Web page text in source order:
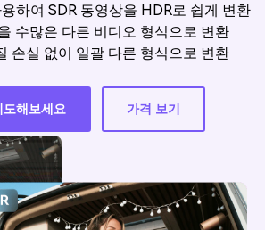
도우 버전
버전
텍스트 변환
/동영상을 텍스트로 빠르고 정
New
상 변환
레이드된 뛰어난 지능형 변환
그램을 경험해 보세요.
Hot
인 오디오 편집기
디오 변환
New
인 영상 편집기
상 변환
/ CD 사용자
변환
를 어떻게 사용하나요?
기 로그인
하여 SDR 동영상을 HDR로 쉽게 변환
수많은 다른 비디오 형식으로 변환
손실 없이 일괄 다른 형식으로 변환
도해보세요 가격 보기